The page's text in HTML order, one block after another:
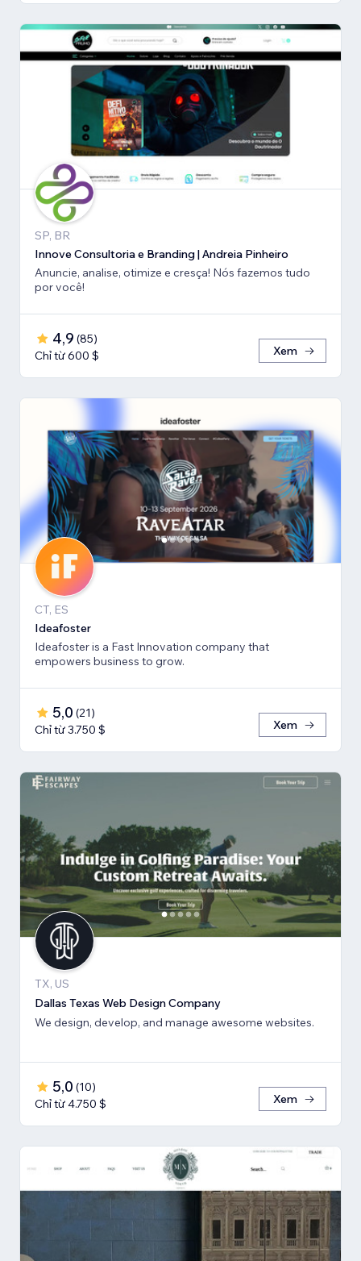
SP, BR
Innove Consultoria e Branding | Andreia Pinheiro
Anuncie, analise, otimize e cresça! Nós fazemos tudo
por você!
4,9 (85)
Chỉ từ 600 $
Xem
CT, ES
Ideafoster
Ideafoster is a Fast Innovation company that
empowers business to grow.
5,0 (21)
Chỉ từ 3.750 $
Xem
TX, US
Dallas Texas Web Design Company
We design, develop, and manage awesome websites.
5,0 (10)
Chỉ từ 4.750 $
Xem